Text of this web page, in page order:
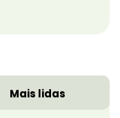
Mais lidas